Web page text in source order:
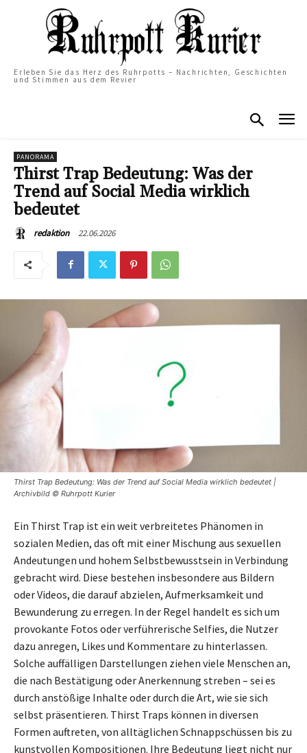
Erleben Sie das Herz des Ruhrpotts – Nachrichten, Geschichten
und Stimmen aus dem Revier
PANORAMA
Thirst Trap Bedeutung: Was der
Trend auf Social Media wirklich
bedeutet
redaktion 22.06.2026
Thirst Trap Bedeutung: Was der Trend auf Social Media wirklich bedeutet |
Archivbild © Ruhrpott Kurier
Ein Thirst Trap ist ein weit verbreitetes Phänomen in
sozialen Medien, das oft mit einer Mischung aus sexuellen
Andeutungen und hohem Selbstbewusstsein in Verbindung
gebracht wird. Diese bestehen insbesondere aus Bildern
oder Videos, die darauf abzielen, Aufmerksamkeit und
Bewunderung zu erregen. In der Regel handelt es sich um
provokante Fotos oder verführerische Selfies, die Nutzer
dazu anregen, Likes und Kommentare zu hinterlassen.
Solche auffälligen Darstellungen ziehen viele Menschen an,
die nach Bestätigung oder Anerkennung streben – sei es
durch anstößige Inhalte oder durch die Art, wie sie sich
selbst präsentieren. Thirst Traps können in diversen
Formen auftreten, von alltäglichen Schnappschüssen bis zu
kunstvollen Kompositionen. Ihre Bedeutung liegt nicht nur